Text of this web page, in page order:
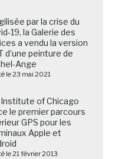
par la crise du
19, la Galerie des
a vendu la version
d’une peinture de
Ange
le 23 mai 2021
of Chicago
le premier parcours
GPS pour les
Apple et
le 21 février 2013